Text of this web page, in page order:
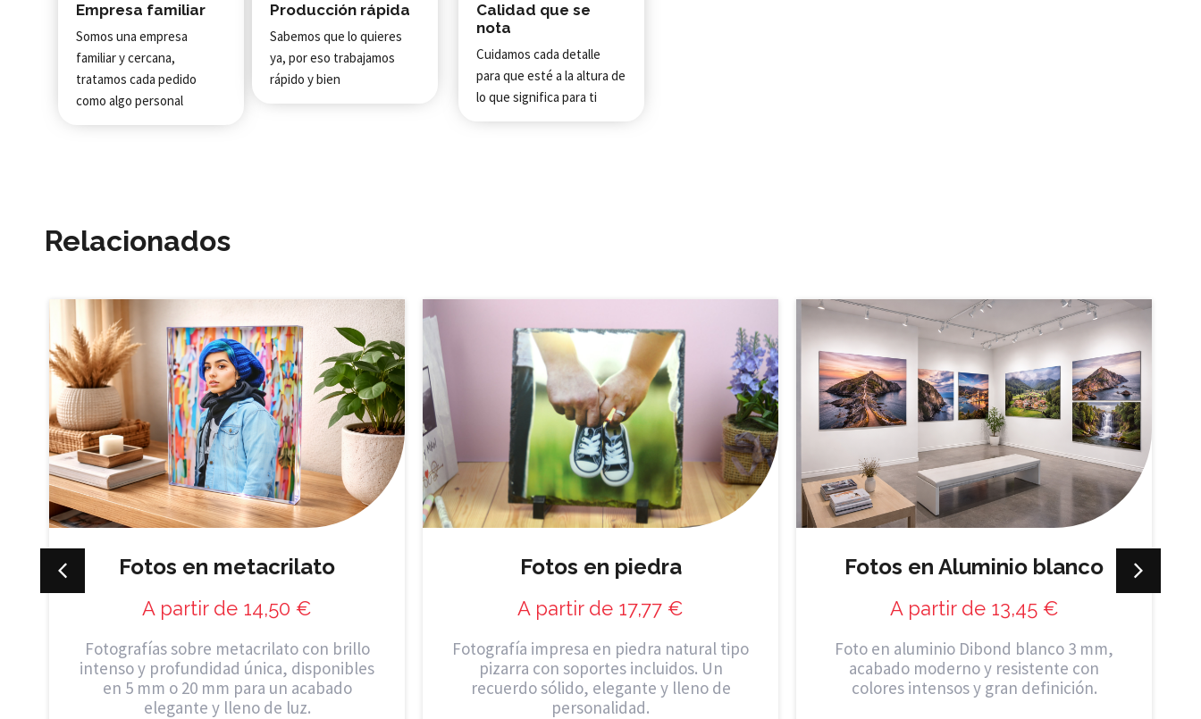
Empresa familiar
Somos una empresa
familiar y cercana,
tratamos cada pedido
como algo personal
Producción rápida
Sabemos que lo quieres
ya, por eso trabajamos
rápido y bien
Calidad que se
nota
Cuidamos cada detalle
para que esté a la altura de
lo que significa para ti
Relacionados
Fotos en metacrilato
A partir de 14,50 €
Fotografías sobre metacrilato con brillo
intenso y profundidad única, disponibles
en 5 mm o 20 mm para un acabado
elegante y lleno de luz.
Fotos en piedra
A partir de 17,77 €
Fotografía impresa en piedra natural tipo
pizarra con soportes incluidos. Un
recuerdo sólido, elegante y lleno de
personalidad.
Fotos en Aluminio blanco
A partir de 13,45 €
Foto en aluminio Dibond blanco 3 mm,
acabado moderno y resistente con
colores intensos y gran definición.